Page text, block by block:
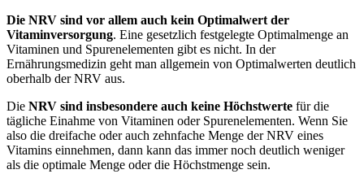
Die NRV sind vor allem auch kein Optimalwert der
Vitaminversorgung. Eine gesetzlich festgelegte Optimalmenge an
Vitaminen und Spurenelementen gibt es nicht. In der
Ernährungsmedizin geht man allgemein von Optimalwerten deutlich
oberhalb der NRV aus.
Die NRV sind insbesondere auch keine Höchstwerte für die
tägliche Einahme von Vitaminen oder Spurenelementen. Wenn Sie
also die dreifache oder auch zehnfache Menge der NRV eines
Vitamins einnehmen, dann kann das immer noch deutlich weniger
als die optimale Menge oder die Höchstmenge sein.